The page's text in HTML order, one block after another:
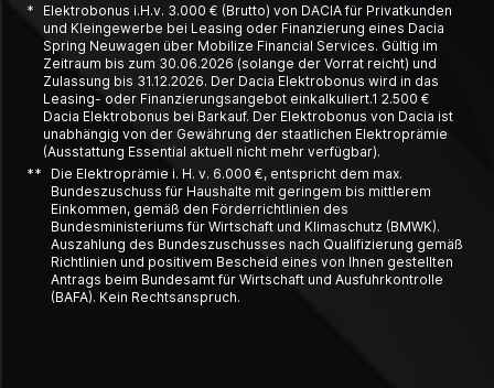
*
Elektrobonus i.H.v. 3.000 € (Brutto) von DACIA für Privatkunden
und Kleingewerbe bei Leasing oder Finanzierung eines Dacia
Spring Neuwagen über Mobilize Financial Services. Gültig im
Zeitraum bis zum 30.06.2026 (solange der Vorrat reicht) und
Zulassung bis 31.12.2026. Der Dacia Elektrobonus wird in das
Leasing- oder Finanzierungsangebot einkalkuliert.1 2.500 €
Dacia Elektrobonus bei Barkauf. Der Elektrobonus von Dacia ist
unabhängig von der Gewährung der staatlichen Elektroprämie
(Ausstattung Essential aktuell nicht mehr verfügbar).
**
Die Elektroprämie i. H. v. 6.000 €, entspricht dem max.
Bundeszuschuss für Haushalte mit geringem bis mittlerem
Einkommen, gemäß den Förderrichtlinien des
Bundesministeriums für Wirtschaft und Klimaschutz (BMWK).
Auszahlung des Bundeszuschusses nach Qualifizierung gemäß
Richtlinien und positivem Bescheid eines von Ihnen gestellten
Antrags beim Bundesamt für Wirtschaft und Ausfuhrkontrolle
(BAFA). Kein Rechtsanspruch.